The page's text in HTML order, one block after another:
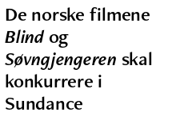
De norske filmene
Blindog
Søvngjengeren skal
konkurrere i
Sundance